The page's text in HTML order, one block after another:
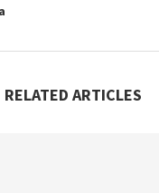
RELATED ARTICLES